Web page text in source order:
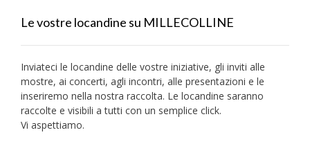
Le vostre locandine su MILLECOLLINE
Inviateci le locandine delle vostre iniziative, gli inviti alle
mostre, ai concerti, agli incontri, alle presentazioni e le
inseriremo nella nostra raccolta. Le locandine saranno
raccolte e visibili a tutti con un semplice click.
Vi aspettiamo.